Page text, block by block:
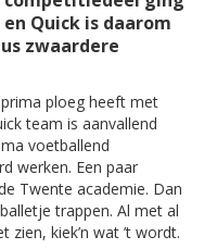
Quick is daarom
zwaardere
ploeg heeft met
team is aanvallend
voetballend
werken. Een paar
Twente academie. Dan
trappen. Al met al
kiek’n wat ’t wordt.